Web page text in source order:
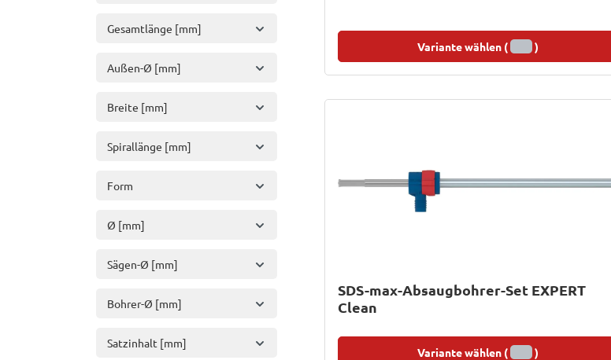
Gesamtlänge [mm]
Außen-Ø [mm]
Breite [mm]
Spirallänge [mm]
Form
Ø [mm]
Sägen-Ø [mm]
Bohrer-Ø [mm]
Satzinhalt [mm]
Variante wählen ( )
SDS-max-Absaugbohrer-Set EXPERT
Clean
Variante wählen ( )